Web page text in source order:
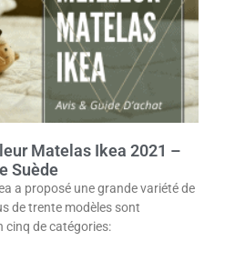
Matelas Ikea 2021 –
Suède
a proposé une grande variété de
de trente modèles sont
cinq de catégories: